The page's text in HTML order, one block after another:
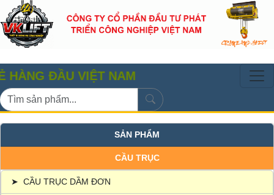
ĐẦU VIỆT NAM
SẢN PHẨM
CẦU TRỤC
➤ CẦU TRỤC DẦM ĐƠN